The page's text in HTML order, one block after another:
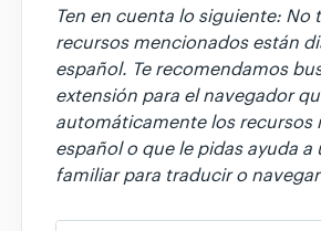
Ten en cuenta lo siguiente: No
recursos mencionados están
español. Te recomendamos
extensión para el navegador
automáticamente los recursos
español o que le pidas ayuda a
familiar para traducir o